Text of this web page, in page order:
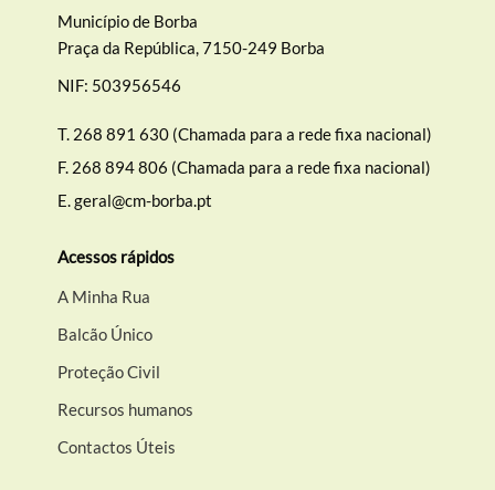
Município de Borba
Praça da República, 7150-249 Borba
NIF: 503956546
T. 268 891 630 (Chamada para a rede fixa nacional)
F. 268 894 806 (Chamada para a rede fixa nacional)
E.geral@cm-borba.pt
Acessos rápidos
A Minha Rua
Balcão Único
Proteção Civil
Recursos humanos
Contactos Úteis